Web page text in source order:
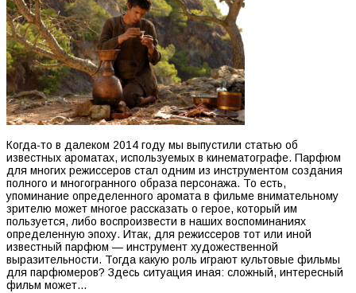
Когда-то в далеком 2014 году мы выпустили статью об
известных ароматах, используемых в кинематографе. Парфюм
для многих режиссеров стал одним из инструментом создания
полного и многогранного образа персонажа. То есть,
упоминание определенного аромата в фильме внимательному
зрителю может многое рассказать о герое, который им
пользуется, либо воспроизвести в наших воспоминаниях
определенную эпоху. Итак, для режиссеров тот или иной
известный парфюм — инструмент художественной
выразительности. Тогда какую роль играют культовые фильмы
для парфюмеров? Здесь ситуация иная: сложный, интересный
фильм может…